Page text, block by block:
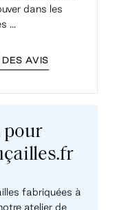
dans les
...
AVIS
pour
fabriquées à
atelier de